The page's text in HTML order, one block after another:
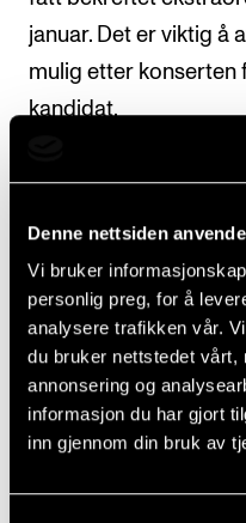
Denne nettsiden
Vi bruker
personlig preg, for å
analysere trafikken vår.
du bruker nettstedet vårt,
annonsering og
informasjon du har gjort
inn gjennom din bruk av
januar. Det er viktig å
mulig etter konserten
kandidat.​
Disse tidsrommene
publikum, rigg og
student har søkt
januar og fått dette
Spesielt for jazz,
FRIBA/FRIMA-
rider/informasjon